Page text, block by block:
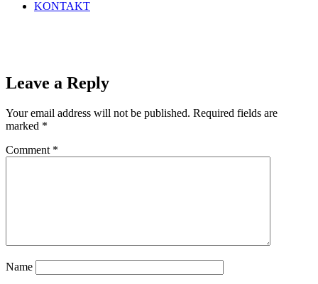
KONTAKT
Leave a Reply
Your email address will not be published. Required fields are
marked *
Comment *
Name